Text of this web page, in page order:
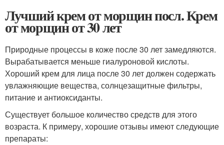
Лучший крем от морщин посл. Крем
от морщин от 30 лет
Природные процессы в коже после 30 лет замедляются.
Вырабатывается меньше гиалуроновой кислоты.
Хороший крем для лица после 30 лет должен содержать
увлажняющие вещества, солнцезащитные фильтры,
питание и антиоксиданты.
Существует большое количество средств для этого
возраста. К примеру, хорошие отзывы имеют следующие
препараты: